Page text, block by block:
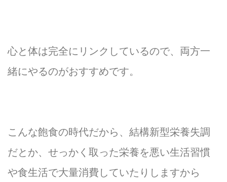
心と体は完全にリンクしているので、両方一
緒にやるのがおすすめです。
こんな飽食の時代だから、結構新型栄養失調
だとか、せっかく取った栄養を悪い生活習慣
や食生活で大量消費していたりしますから